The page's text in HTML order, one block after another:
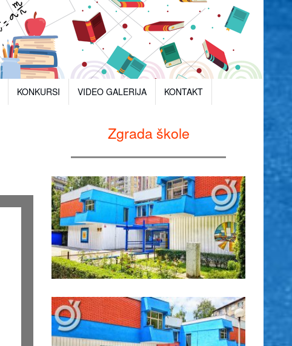
KONKURSI VIDEO GALERIJA KONTAKT
Zgrada škole